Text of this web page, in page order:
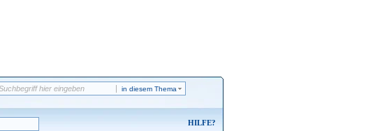
in diesem Thema
HILFE